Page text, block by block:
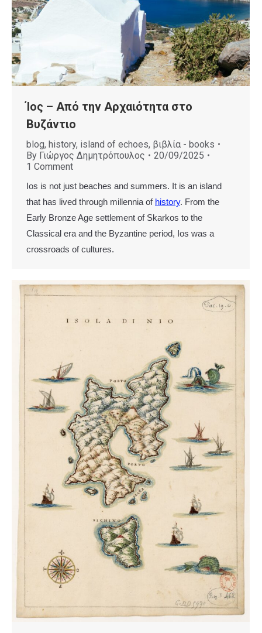
Ίος – Από την Αρχαιότητα στο
Βυζάντιο
blog, history, island of echoes, βιβλία - books
By Γιώργος Δημητρόπουλος
20/09/2025
1 Comment
Ios is not just beaches and summers. It is an island
that has lived through millennia of history. From the
Early Bronze Age settlement of Skarkos to the
Classical era and the Byzantine period, Ios was a
crossroads of cultures.